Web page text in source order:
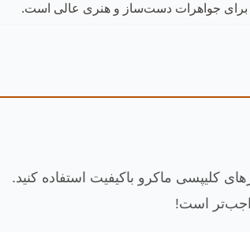
برای جواهرات دست‌ساز و هنری عالی است.
است!